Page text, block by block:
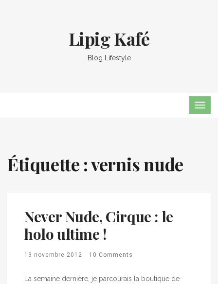
Lipig Kafé
Blog Lifestyle
Étiquette :vernis nude
Never Nude, Cirque : le
holo ultime !
13 novembre 2012 10 Comments
La semaine dernière, je parcourais la boutique de